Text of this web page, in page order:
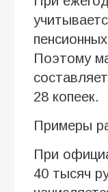
Поэтому
28 копеек.
Примеры
При
40 тысяч